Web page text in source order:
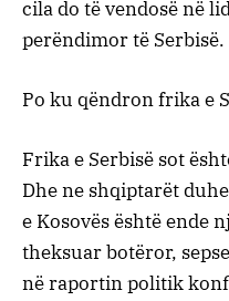
cila do të vendosë në
perëndimor të Serbisë.
Po ku qëndron frika e
Frika e Serbisë sot
Dhe ne shqiptarët
e Kosovës është ende
theksuar botëror,
në raportin politik